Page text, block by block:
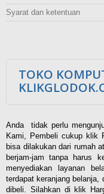
Syarat dan ketentuan
TOKO
Anda tidak perlu
Kami, Pembeli cukup klik
bisa dilakukan dari rumah
berjam-jam tanpa harus
menyediakan layanan
terdapat keranjang belanja,
dibeli. Silahkan di klik